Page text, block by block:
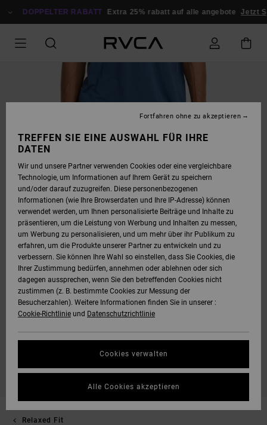
ZUR
DOPPELTER RABATT Extra 25% rabatt auf alle angebote Jetzt
Relaxed Fit
TREFFEN SIE EINE AUSWAHL FÜR IHRE
DATEN
Wir und unsere Partner verwenden Cookies oder eine vergleichbare
Technologie, um Informationen auf Ihrem Gerät zu speichern
und/oder darauf zuzugreifen. Diese personenbezogenen
Informationen (wie Ihre Browserdaten und Ihre IP-Adresse) können
verwendet werden, um Ihnen personalisierte Beiträge und Inhalte zu
präsentieren, um die Leistung von Werbung und Inhalten zu messen,
um Werbung zu personalisieren, und um mehr über ihr Publikum zu
erfahren, um die Produkte unserer Partner zu entwickeln und zu
verbessern. Sie können Ihre Wahl so einstellen, dass Sie Cookies, die
Ihrer Zustimmung bedürfen, annehmen oder ablehnen oder sich
dagegen aussprechen, wenn Sie den betreffenden Cookies nicht
zustimmen (z. B. bestimmte Cookies zur Messung der
Besucherzahlen). Weitere Informationen finden Sie in unserer :
Cookie-Richtlinie und Datenschutzrichtlinie
Cookies verwalten
Fortfahren ohne zu akzeptieren
Alle Cookies akzeptieren